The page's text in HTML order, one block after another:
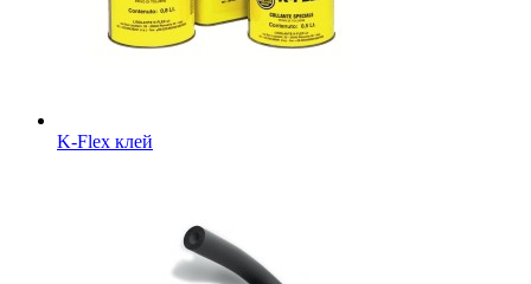
K-Flex клей